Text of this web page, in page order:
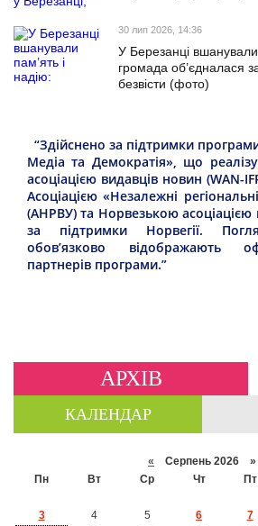
30 лип 2026, 14:36
У Березанці вшанували
громада об’єдналася
безвісти (фото)
“Здійснено за підтримки
Медіа та Демократія», що
асоціацією видавців новин (WAN-
Асоціацією «Незалежні
(АНРВУ) та Норвезькою асоціацією
за підтримки Норвегії.
обов’язково відображають
партнерів програми.”
АРХІВ
КАЛЕНДАР
« Серпень 2026 »
Пн
Вт Ср Чт Пт
3
4 5 6 7